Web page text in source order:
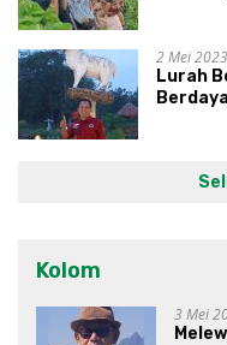
2 Mei 2023
Lurah
Kolom
3 Mei